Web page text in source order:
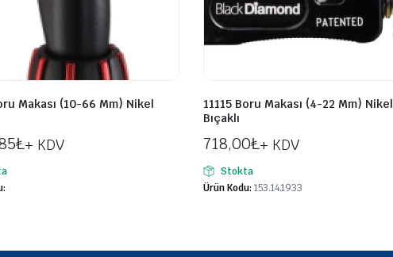
Makası (10-66 Mm) Nikel
₺+ KDV
11115 Boru Makası (4-22 Mm) Nikel
Bıçaklı
718,00₺+ KDV
Stokta
Ürün Kodu: 153.14.1933